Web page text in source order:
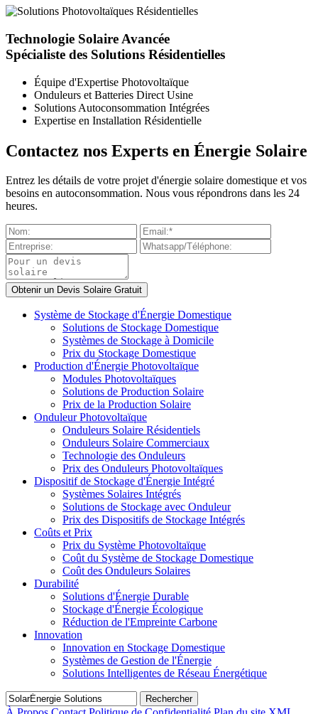
Technologie Solaire Avancée
Spécialiste des Solutions Résidentielles
Équipe d'Expertise Photovoltaïque
Onduleurs et Batteries Direct Usine
Solutions Autoconsommation Intégrées
Expertise en Installation Résidentielle
Contactez nos Experts en Énergie Solaire
Entrez les détails de votre projet d'énergie solaire domestique et vos
besoins en autoconsommation. Nous vous répondrons dans les 24
heures.
Système de Stockage d'Énergie Domestique
Solutions de Stockage Domestique
Systèmes de Stockage à Domicile
Prix du Stockage Domestique
Production d'Énergie Photovoltaïque
Modules Photovoltaïques
Solutions de Production Solaire
Prix de la Production Solaire
Onduleur Photovoltaïque
Onduleurs Solaire Résidentiels
Onduleurs Solaire Commerciaux
Technologie des Onduleurs
Prix des Onduleurs Photovoltaïques
Dispositif de Stockage d'Énergie Intégré
Systèmes Solaires Intégrés
Solutions de Stockage avec Onduleur
Prix des Dispositifs de Stockage Intégrés
Coûts et Prix
Prix du Système Photovoltaïque
Coût du Système de Stockage Domestique
Coût des Onduleurs Solaires
Durabilité
Solutions d'Énergie Durable
Stockage d'Énergie Écologique
Réduction de l'Empreinte Carbone
Innovation
Innovation en Stockage Domestique
Systèmes de Gestion de l'Énergie
Solutions Intelligentes de Réseau Énergétique
Rechercher